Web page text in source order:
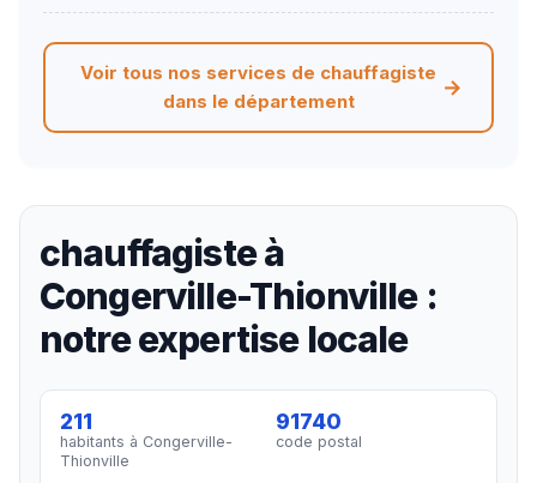
Voir tous nos services de chauffagiste
dans le département
chauffagiste à
Congerville-Thionville :
notre expertise locale
211
habitants à Congerville-
Thionville
91740
code postal